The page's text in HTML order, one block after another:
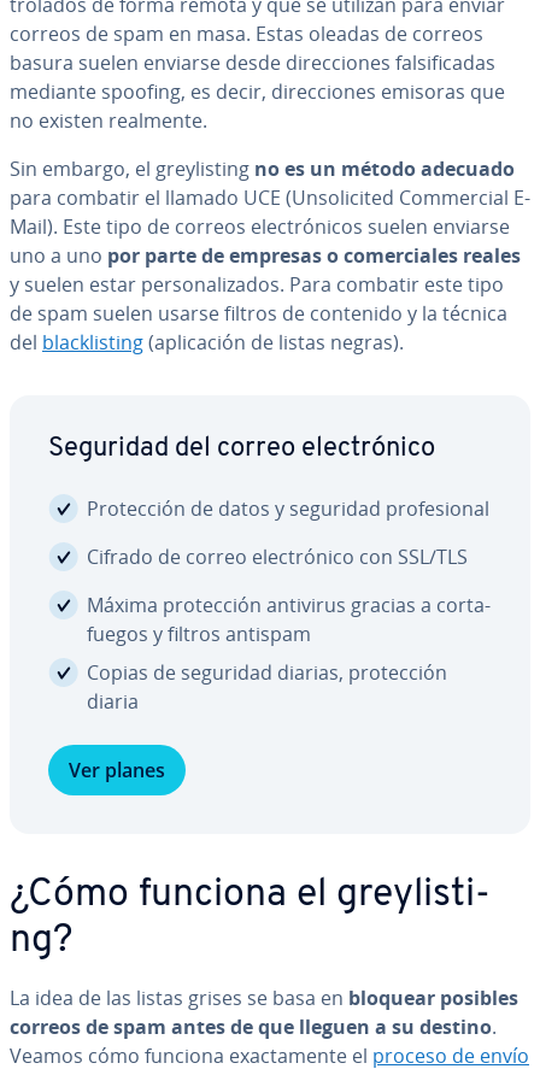
correos de spam en masa. Estas oleadas de correos
basura suelen enviarse desde di­re­c­cio­nes fa­l­si­fi­ca­das
mediante spoofing, es decir, di­re­c­cio­nes emisoras que
no existen realmente.
Sin embargo, el gre­y­li­s­ti­ng no es un método adecuado
para combatir el llamado UCE (Un­so­li­ci­ted Co­m­me­r­cial E-
Mail). Este tipo de correos ele­c­tró­ni­cos suelen enviarse
uno a uno por parte de empresas o co­me­r­cia­les reales
y suelen estar pe­r­so­na­li­za­dos. Para combatir este tipo
de spam suelen usarse filtros de contenido y la técnica
del bla­c­kli­s­ti­ng(apli­ca­ción de listas negras).
Seguridad del correo ele­c­tró­ni­co
Pro­te­c­ción de datos y seguridad pro­fe­sio­nal
Cifrado de correo ele­c­tró­ni­co con SSL/TLS
Máxima pro­te­c­ción antivirus gracias a co­r­ta­
fue­gos y filtros antispam
Copias de seguridad diarias, pro­te­c­ción
diaria
Ver planes
¿Cómo funciona el gre­y­li­s­ti­
ng?
La idea de las listas grises se basa en bloquear posibles
correos de spam antes de que lleguen a su destino.
Veamos cómo funciona exac­ta­me­n­te el proceso de envío